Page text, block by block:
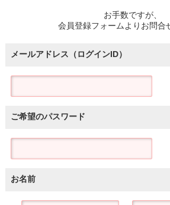
お手数ですが、
会員登録フォームよりお問合
メールアドレス（ログインID）
ご希望のパスワード
お名前